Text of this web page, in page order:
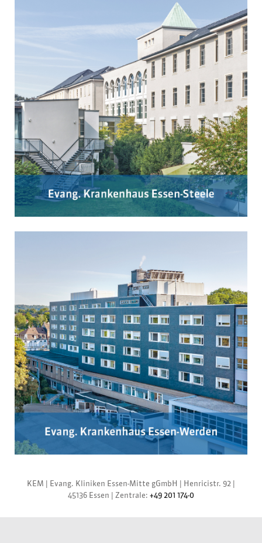
KEM | Evang. Kliniken Essen-Mitte gGmbH | Henricistr. 92 |
45136 Essen | Zentrale: +49 201 174-0